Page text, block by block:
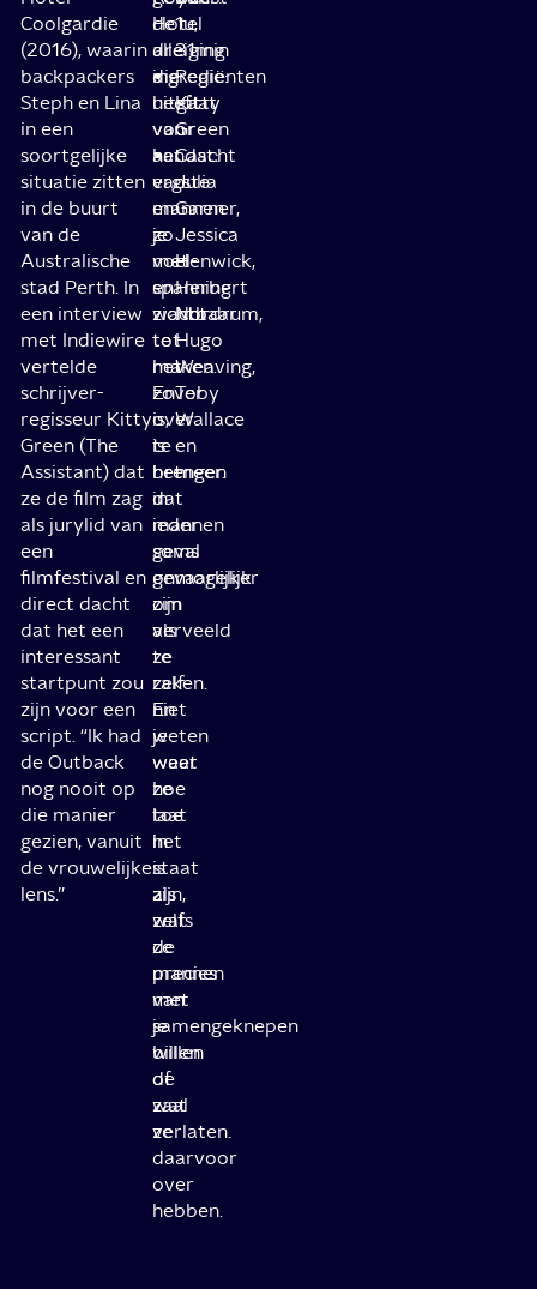
Coolgardie
(2016), waarin
backpackers
Steph en Lina
in een
soortgelijke
situatie zitten
in de buurt
van de
Australische
stad Perth. In
een interview
met Indiewire
vertelde
schrijver-
regisseur Kitty
Green (The
Assistant) dat
ze de film zag
als jurylid van
een
filmfestival en
direct dacht
dat het een
interessant
startpunt zou
zijn voor een
script. “Ik had
de Outback
nog nooit op
die manier
gezien, vanuit
de vrouwelijke
lens.”
de
dreiging
die
uitgaat
van
aandacht
van
mannen
zo
voel-
en
zichtbaar
te
maken.
En
over
te
brengen
dat
mannen
soms
gevaarlijker
zijn
als
ze
zelf
niet
weten
waar
ze
toe
in
staat
zijn,
wat
ze
precies
van
je
willen
of
wat
ze
daarvoor
over
hebben.
Hotel
alle
ingrediënten
heeft
voor
het
ergste
en
je
met
spanning
wacht
tot
het
zover
is,
is
het
in
ieder
geval
onmogelijk
om
verveeld
te
raken.
En
je
weet
hoe
laat
het
is
als
zelfs
de
mannen
met
samengeknepen
billen
de
zaal
verlaten.
1u,
31min
Regie:
Kitty
Green
Cast:
Julia
Garner,
Jessica
Henwick,
Herbert
Nordrum,
Hugo
Weaving,
Toby
Wallace
en
meer.